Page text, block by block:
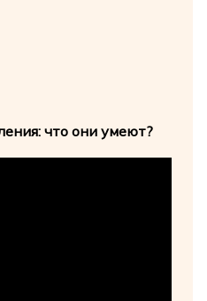
что они умеют?